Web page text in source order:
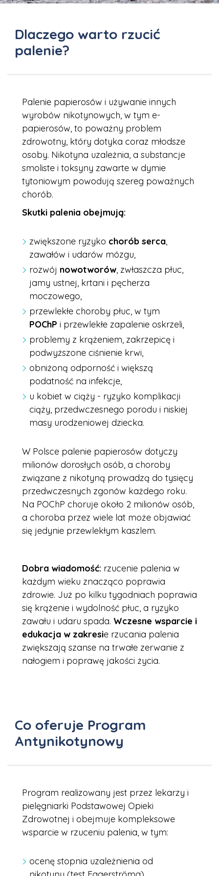
Dlaczego warto rzucić
palenie?
Palenie papierosów i używanie innych
wyrobów nikotynowych, w tym e-
papierosów, to poważny problem
zdrowotny, który dotyka coraz młodsze
osoby. Nikotyna uzależnia, a substancje
smoliste i toksyny zawarte w dymie
tytoniowym powodują szereg poważnych
chorób.
Skutki palenia obejmują:
zwiększone ryzyko chorób serca,
zawałów i udarów mózgu,
rozwój nowotworów, zwłaszcza płuc,
jamy ustnej, krtani i pęcherza
moczowego,
przewlekłe choroby płuc, w tym
POChP i przewlekłe zapalenie oskrzeli,
problemy z krążeniem, zakrzepicę i
podwyższone ciśnienie krwi,
obniżoną odporność i większą
podatność na infekcje,
u kobiet w ciąży - ryzyko komplikacji
ciąży, przedwczesnego porodu i niskiej
masy urodzeniowej dziecka.
W Polsce palenie papierosów dotyczy
milionów dorosłych osób, a choroby
związane z nikotyną prowadzą do tysięcy
przedwczesnych zgonów każdego roku.
Na POChP choruje około 2 milionów osób,
a choroba przez wiele lat może objawiać
się jedynie przewlekłym kaszlem.
Dobra wiadomość: rzucenie palenia w
każdym wieku znacząco poprawia
zdrowie. Już po kilku tygodniach poprawia
się krążenie i wydolność płuc, a ryzyko
zawału i udaru spada. Wczesne wsparcie i
edukacja w zakresie rzucania palenia
zwiększają szanse na trwałe zerwanie z
nałogiem i poprawę jakości życia.
Co oferuje Program
Antynikotynowy
Program realizowany jest przez lekarzy i
pielęgniarki Podstawowej Opieki
Zdrowotnej i obejmuje kompleksowe
wsparcie w rzuceniu palenia, w tym:
ocenę stopnia uzależnienia od